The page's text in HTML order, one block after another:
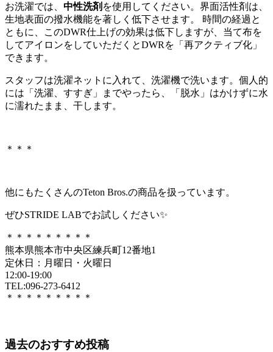
お洗濯では、 中性洗剤 を使用してください。界面活性剤は、
生地表面の撥水機能を著しく低下させます。 時間の経過と
ともに、このDWR仕上げの効果は低下しますが、当て布を
してアイロンをしていただくとDWRを「再アクティブ化」
できます。
スタッフは洗濯ネットに入れて、洗濯機で洗います。個人的
には「洗濯、すすぎ」までやったら、「脱水」はかけずに水
に濡れたまま、干します。
＊＊＊
他にもたくさんのTeton Bros.の商品を扱っています。
ぜひSTRIDE LABでお試しください✨
＊＊＊＊＊＊＊＊＊
熊本県熊本市中央区練兵町12番地1
定休日：月曜日・火曜日
12:00-19:00
TEL:096-273-6412
＊＊＊＊＊＊＊＊＊
過去のおすすめ投稿